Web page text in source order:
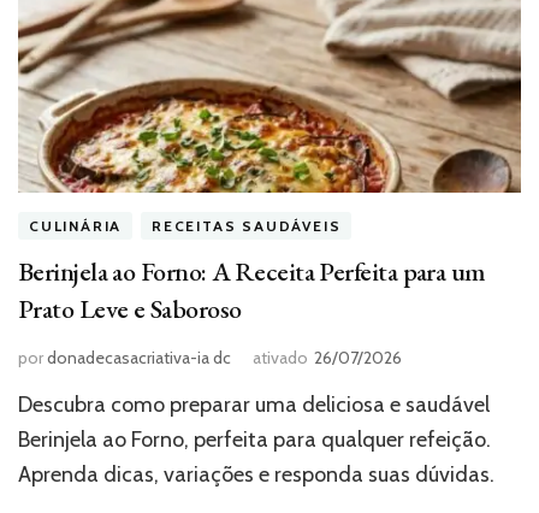
CULINÁRIA RECEITAS SAUDÁVEIS
Berinjela ao Forno: A Receita Perfeita para um
Prato Leve e Saboroso
pordonadecasacriativa-ia dc ativado 26/07/2026
Descubra como preparar uma deliciosa e saudável
Berinjela ao Forno, perfeita para qualquer refeição.
Aprenda dicas, variações e responda suas dúvidas.